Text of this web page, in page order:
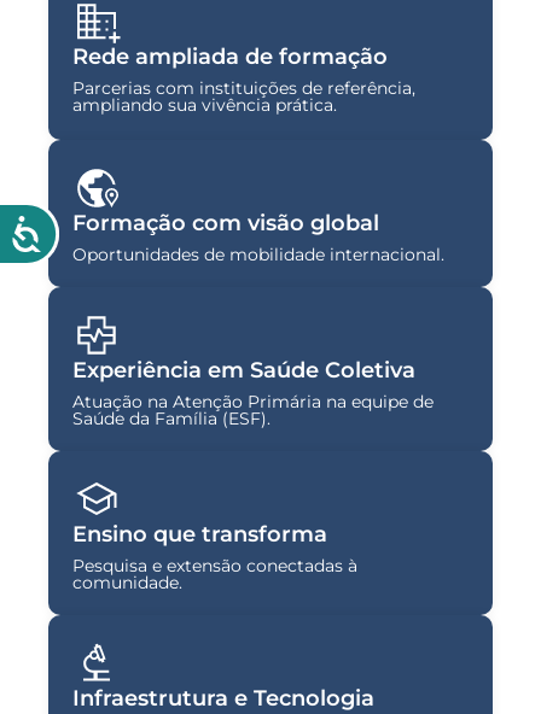
Rede ampliada de formação
Parcerias com instituições de referência,
ampliando sua vivência prática.
Formação com visão global
Oportunidades de mobilidade internacional.
Experiência em Saúde Coletiva
Atuação na Atenção Primária na equipe de
Saúde da Família (ESF).
Ensino que transforma
Pesquisa e extensão conectadas à
comunidade.
Infraestrutura e Tecnologia